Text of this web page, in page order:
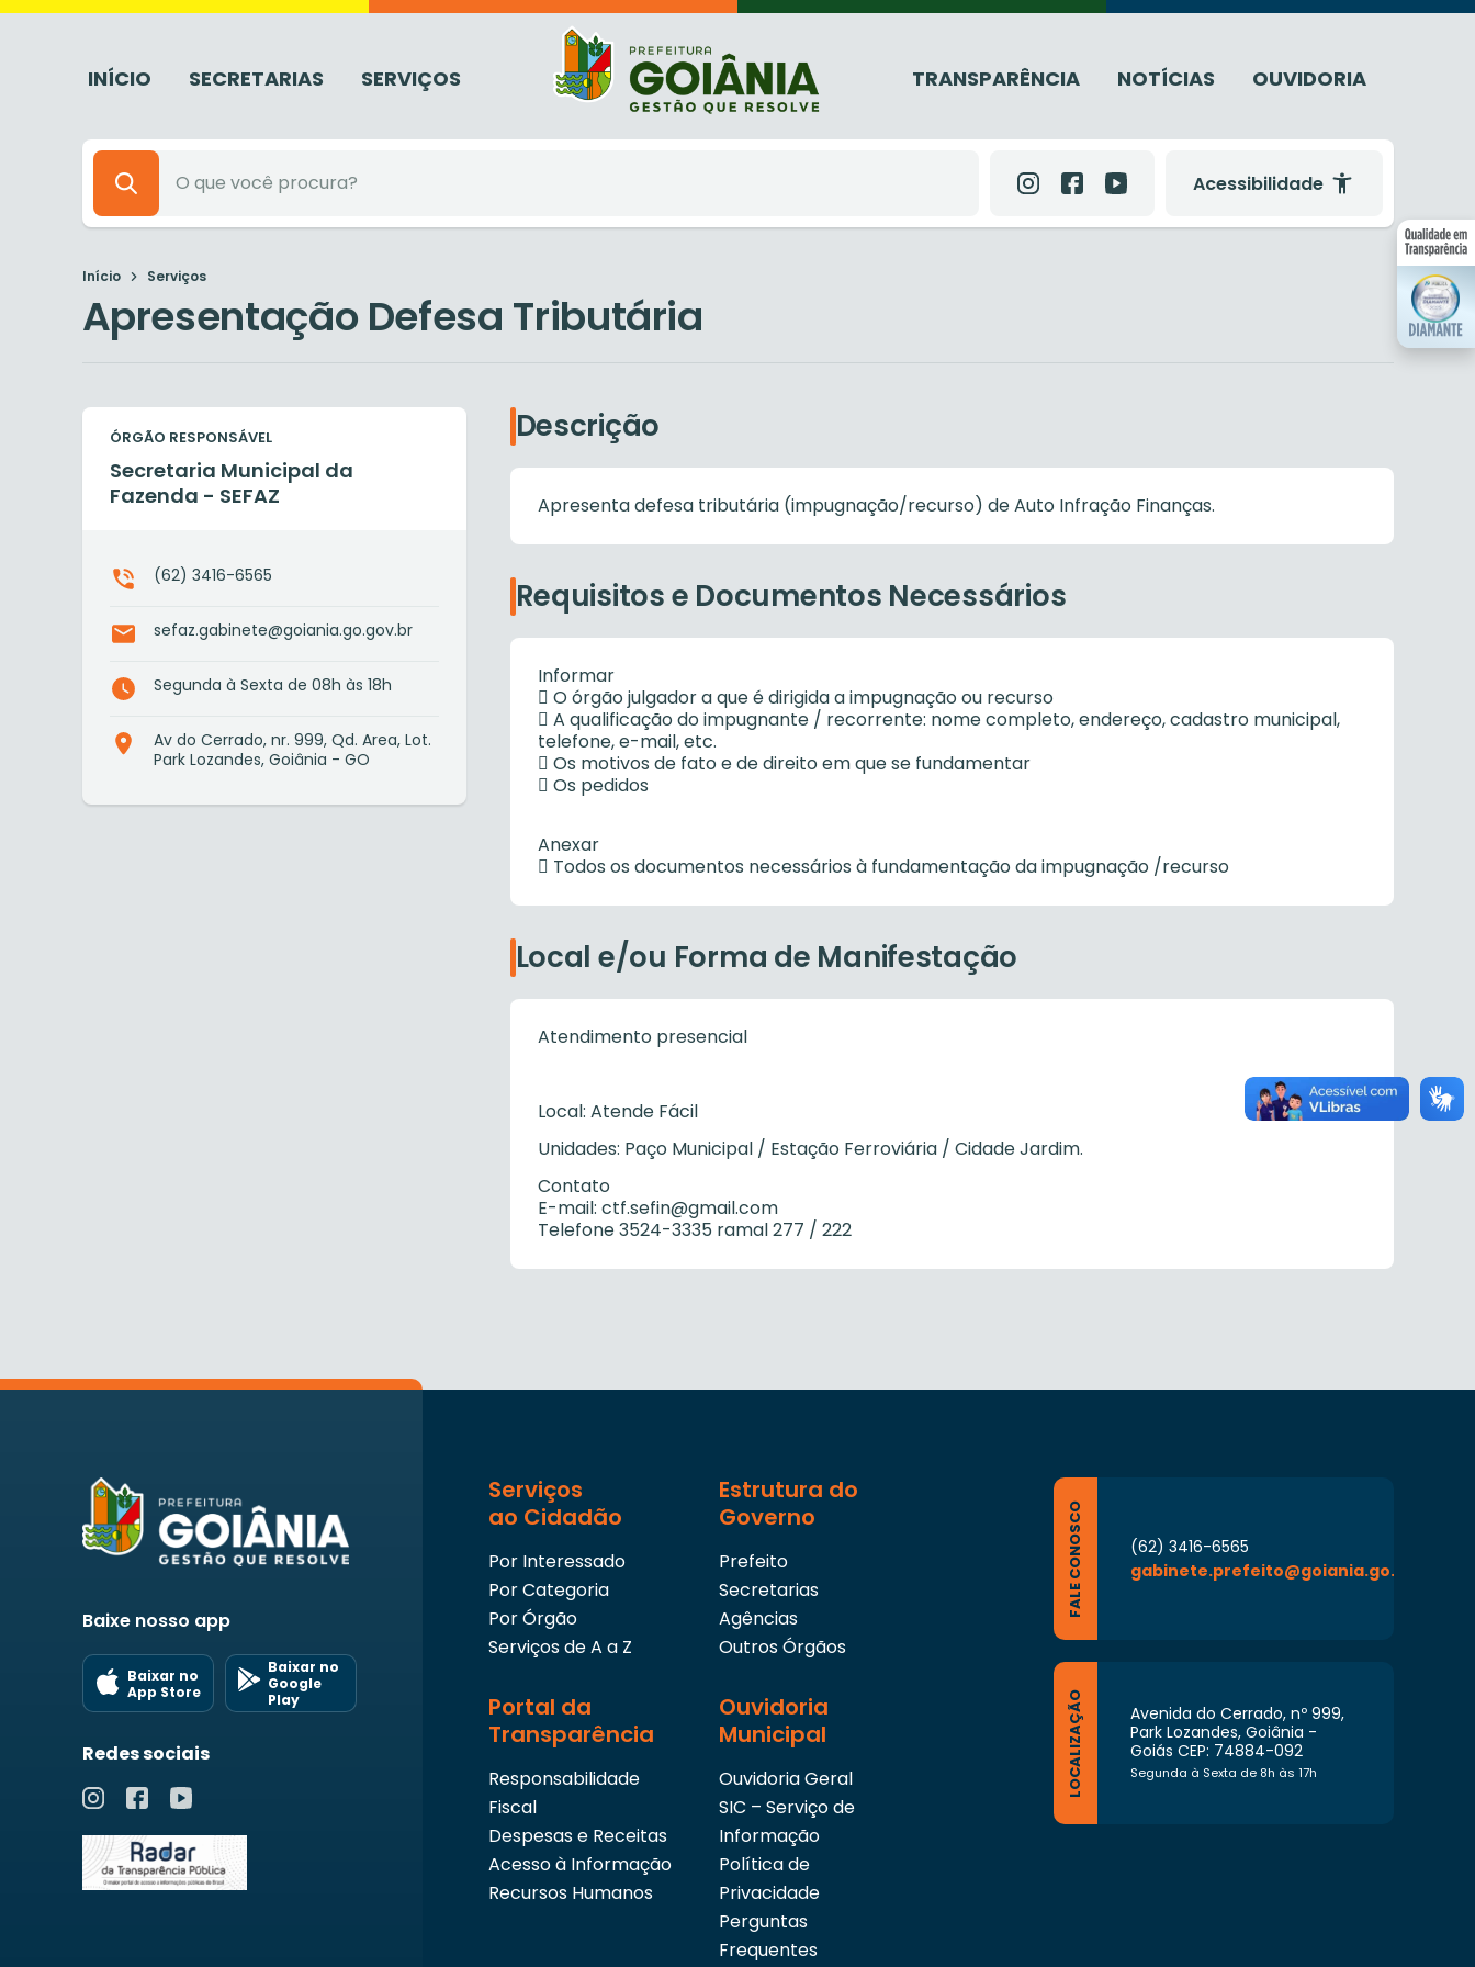
INÍCIO SECRETARIAS SERVIÇOS TRANSPARÊNCIA NOTÍCIAS OUVIDORIA
Acessibilidade
Início Serviços
Apresentação Defesa Tributária
ÓRGÃO RESPONSÁVEL
Secretaria Municipal da
Fazenda - SEFAZ
(62) 3416-6565
sefaz.gabinete@goiania.go.gov.br
Segunda à Sexta de 08h às 18h
Av do Cerrado, nr. 999, Qd. Area, Lot.
Park Lozandes, Goiânia - GO
Descrição
Apresenta defesa tributária (impugnação/recurso) de Auto Infração Finanças.
Requisitos e Documentos Necessários
Informar
 O órgão julgador a que é dirigida a impugnação ou recurso
 A qualificação do impugnante / recorrente: nome completo, endereço,cadastro municipal,
telefone, e-mail, etc.
 Os motivos de fato e de direito em que se fundamentar
 Os pedidos
Anexar
 Todos os documentos necessários à fundamentação da impugnação /recurso
Local e/ou Forma de Manifestação
Atendimento presencial
Local: Atende Fácil
Unidades: Paço Municipal / Estação Ferroviária / Cidade Jardim.
Contato
E-mail: ctf.sefin@gmail.com
Telefone 3524-3335 ramal 277 / 222
Baixe nosso app
Baixar no
App Store
Baixar no
Google
Play
Redes sociais
Serviços
ao Cidadão
Por Interessado
Por Categoria
Por Órgão
Serviços de A a Z
Estrutura do
Governo
Prefeito
Secretarias
Agências
Outros Órgãos
Portal da
Transparência
Responsabilidade
Fiscal
Despesas e Receitas
Acesso à Informação
Recursos Humanos
Ouvidoria
Municipal
Ouvidoria Geral
SIC – Serviço de
Informação
Política de
Privacidade
Perguntas
Frequentes
FALE CONOSCO
(62) 3416-6565
gabinete.prefeito@goiania.go.gov.br
LOCALIZAÇÃO
Avenida do Cerrado, nº 999,
Park Lozandes, Goiânia -
Goiás CEP: 74884-092
Segunda à Sexta de 8h às 17h